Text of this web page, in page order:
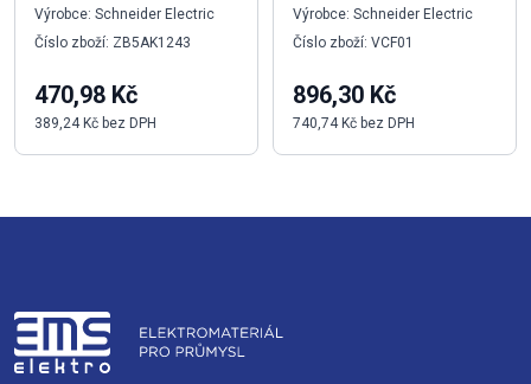
Výrobce: Schneider Electric
Číslo zboží: ZB5AK1243
470,98 Kč
389,24 Kč bez DPH
Výrobce: Schneider Electric
Číslo zboží: VCF01
896,30 Kč
740,74 Kč bez DPH